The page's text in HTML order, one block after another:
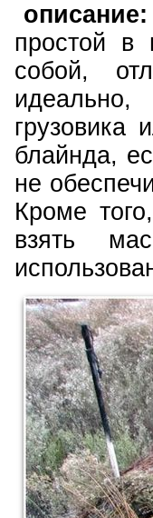
простой в
собой,
грузовика
блайнда,
не
Кроме
взять